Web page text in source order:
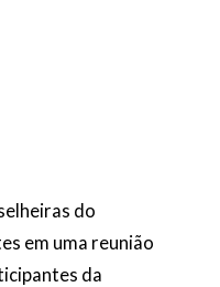
do
em uma reunião
da